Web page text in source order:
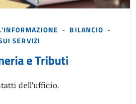
- BILANCIO -
SERVIZI
e Tributi
dell'ufficio.